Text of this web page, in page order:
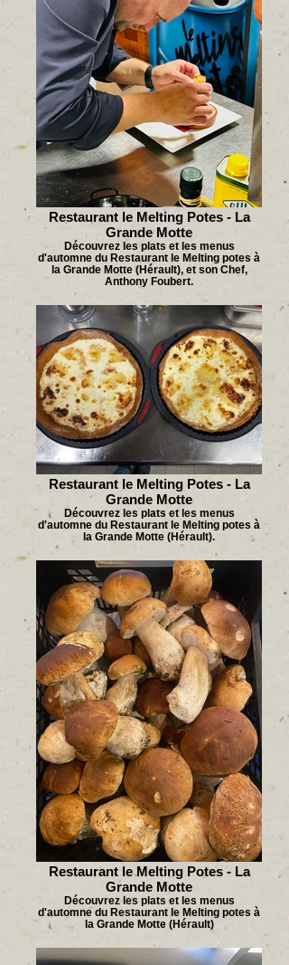
Restaurant le Melting Potes - La
Grande Motte
Découvrez les plats et les menus
d'automne du Restaurant le Melting potes à
la Grande Motte (Hérault), et son Chef,
Anthony Foubert.
Restaurant le Melting Potes - La
Grande Motte
Découvrez les plats et les menus
d'automne du Restaurant le Melting potes à
la Grande Motte (Hérault).
Restaurant le Melting Potes - La
Grande Motte
Découvrez les plats et les menus
d'automne du Restaurant le Melting potes à
la Grande Motte (Hérault)